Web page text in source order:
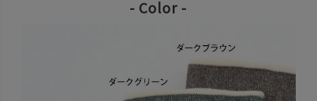
- Color -